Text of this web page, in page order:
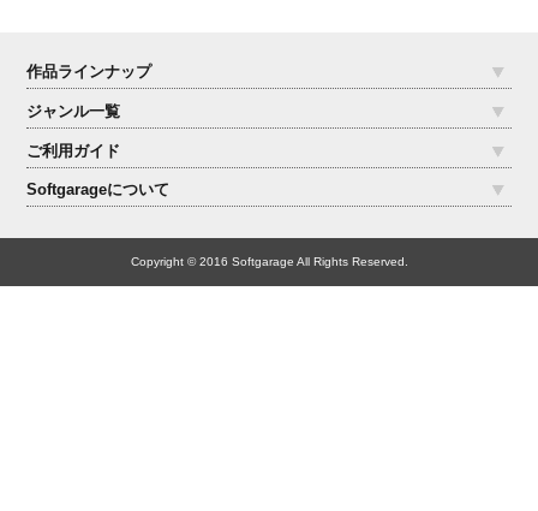
作品ラインナップ
ジャンル一覧
ご利用ガイド
Softgarageについて
Copyright © 2016 Softgarage All Rights Reserved.